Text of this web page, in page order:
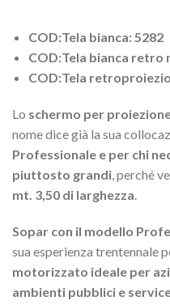
COD:Tela bianca: 5282
COD:Tela bianca retro
COD:Tela
Lo schermo per
nome dice già la sua
Professionale e per chi
piuttosto grandi , perché
mt. 3,50 di larghezza
Sopar con il modello
sua esperienza trentennale
motorizzato ideale per
ambienti pubblici e